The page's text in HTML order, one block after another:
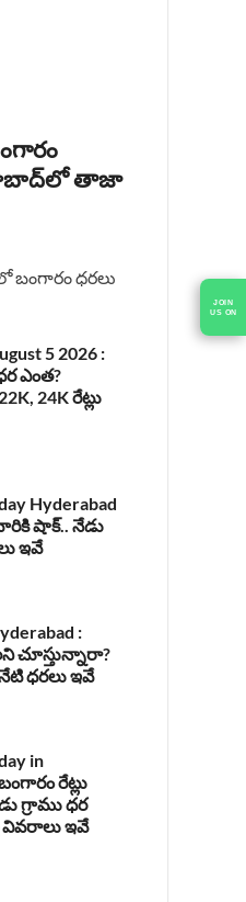
JOIN
US ON
తాజా
బంగారం ధరలు
5 2026 :
ఎంత?
24K రేట్లు
Hyderabad
షాక్.. నేడు
ఇవే
:
చూస్తున్నారా?
ధరలు ఇవే
in
రేట్లు
గ్రాము ధర
వివరాలు ఇవే